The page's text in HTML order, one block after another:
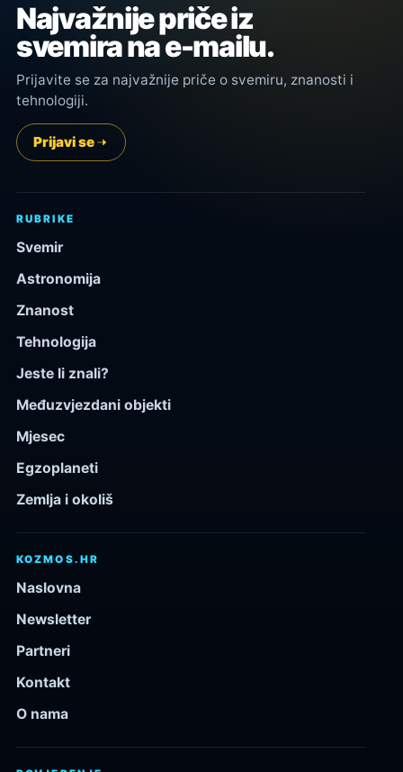
Najvažnije priče iz
svemira na e-mailu.
Prijavite se za najvažnije priče o svemiru, znanosti i
tehnologiji.
Prijavi se
RUBRIKE
Svemir
Astronomija
Znanost
Tehnologija
Jeste li znali?
Međuzvjezdani objekti
Mjesec
Egzoplaneti
Zemlja i okoliš
KOZMOS.HR
Naslovna
Newsletter
Partneri
Kontakt
O nama